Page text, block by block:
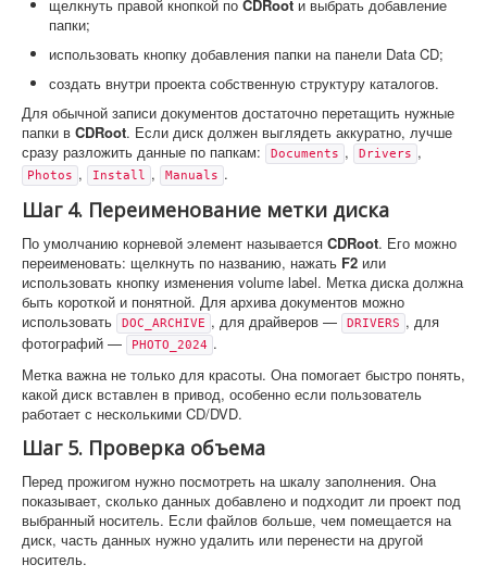
щелкнуть правой кнопкой по CDRoot и выбрать добавление
папки;
использовать кнопку добавления папки на панели Data CD;
создать внутри проекта собственную структуру каталогов.
Для обычной записи документов достаточно перетащить нужные
папки в CDRoot. Если диск должен выглядеть аккуратно, лучше
сразу разложить данные по папкам:
Documents , Drivers ,
Photos , Install , Manuals .
Шаг 4. Переименование метки диска
По умолчанию корневой элемент называется CDRoot. Его можно
переименовать: щелкнуть по названию, нажать F2 или
использовать кнопку изменения volume label. Метка диска должна
быть короткой и понятной. Для архива документов можно
использовать
DOC_ARCHIVE , для драйверов — DRIVERS , для
фотографий —
PHOTO_2024 .
Метка важна не только для красоты. Она помогает быстро понять,
какой диск вставлен в привод, особенно если пользователь
работает с несколькими CD/DVD.
Шаг 5. Проверка объема
Перед прожигом нужно посмотреть на шкалу заполнения. Она
показывает, сколько данных добавлено и подходит ли проект под
выбранный носитель. Если файлов больше, чем помещается на
диск, часть данных нужно удалить или перенести на другой
носитель.